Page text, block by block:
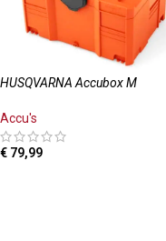
HUSQVARNA Accubox M
Accu's
€ 79,99